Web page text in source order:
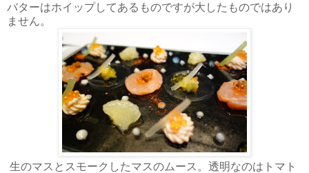
バターはホイップしてあるものですが大したものではあり
ません。
生のマスとスモークしたマスのムース。透明なのはトマト